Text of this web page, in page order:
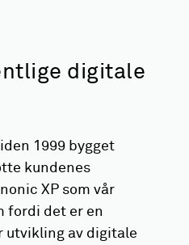
digitale
1999 bygget
kundenes
XP som vår
det er en
av digitale